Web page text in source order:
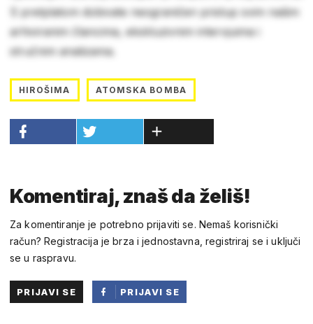
S pretplatom dobivate neograničen pristup svim našim
arhiviranim člancima, ekskluzivnim intervjuima i
stručnim analizama.
HIROŠIMA ATOMSKA BOMBA
Komentiraj, znaš da želiš!
Za komentiranje je potrebno prijaviti se. Nemaš korisnički
račun? Registracija je brza i jednostavna, registriraj se i uključi
se u raspravu.
PRIJAVI SE
PRIJAVI SE